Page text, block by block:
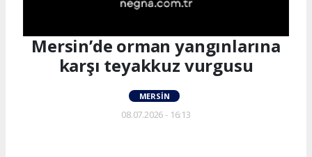
Mersin’de orman yangınlarına
karşı teyakkuz vurgusu
MERSIN
08.07.2026 - 16:13